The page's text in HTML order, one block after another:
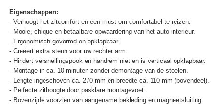
Eigenschappen:
- Verhoogt het zitcomfort en een must om comfortabel te reizen.
- Mooie, chique en betaalbare opwaardering van het auto-interieur.
- Ergonomisch gevormd en opklapbaar.
- Creëert extra steun voor uw rechter arm.
- Hindert versnellingspook en handrem niet en is verticaal opklapbaar.
- Montage in ca. 10 minuten zonder demontage van de stoelen.
- Lengte ingeschoven ca. 270 mm en breedte ca. 110 mm (bovendeel).
- Perfecte zithoogte door pasklare montagevoet.
- Bovenzijde voorzien van aangename bekleding en magneetsluiting.